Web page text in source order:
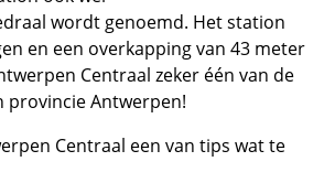
wordt genoemd. Het station
en een overkapping van 43 meter
Centraal zeker één van de
provincie Antwerpen!